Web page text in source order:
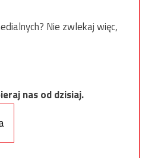
Nie zwlekaj więc,
nas od dzisiaj.